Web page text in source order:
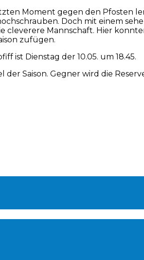
Moment gegen den Pfosten
Doch mit einem
cleverere Mannschaft. Hier
zufügen.
ist Dienstag der 10.05. um 18.45.
Saison. Gegner wird die